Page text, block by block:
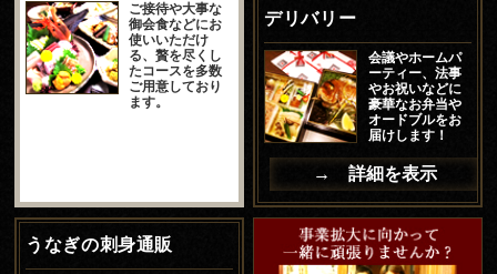
ご接待や大事な
御会食などにお
使いいただけ
る、贅を尽くし
たコースを多数
ご用意しており
ます。
デリバリー
会議やホームパ
ーティー、法事
やお祝いなどに
豪華なお弁当や
オードブルをお
届けします！
→ 詳細を表示
うなぎの刺身通販